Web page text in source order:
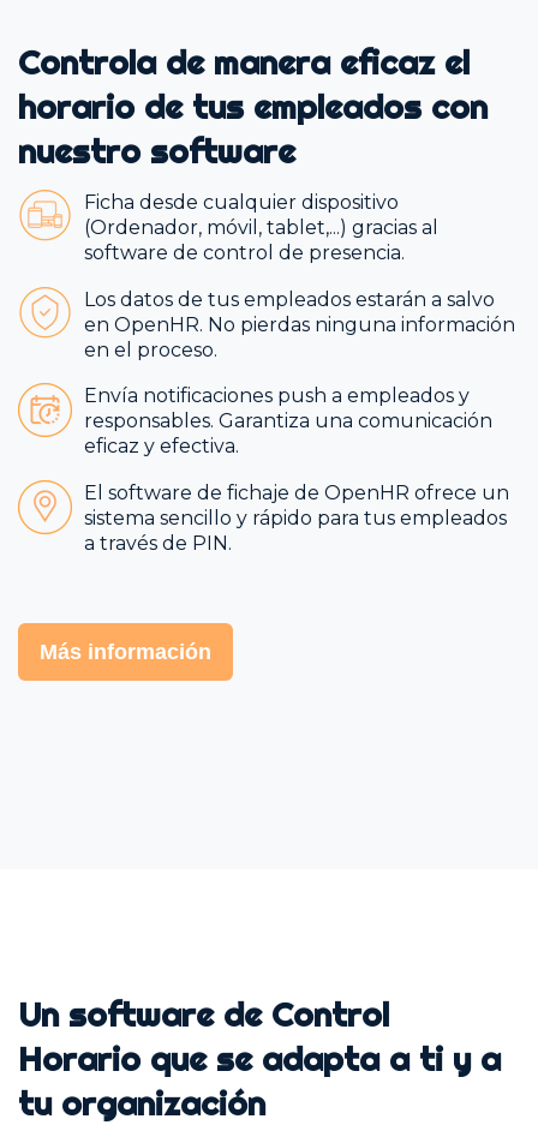
Controla de manera eficaz el
horario de tus empleados con
nuestro software
Ficha desde cualquier dispositivo
(Ordenador, móvil, tablet,...) gracias al
software de control de presencia.
Los datos de tus empleados estarán a salvo
en OpenHR. No pierdas ninguna información
en el proceso.
Envía notificaciones push a empleados y
responsables. Garantiza una comunicación
eficaz y efectiva.
El software de fichaje de OpenHR ofrece un
sistema sencillo y rápido para tus empleados
a través de PIN.
Más información
Un software de Control
Horario que se adapta a ti y a
tu organización